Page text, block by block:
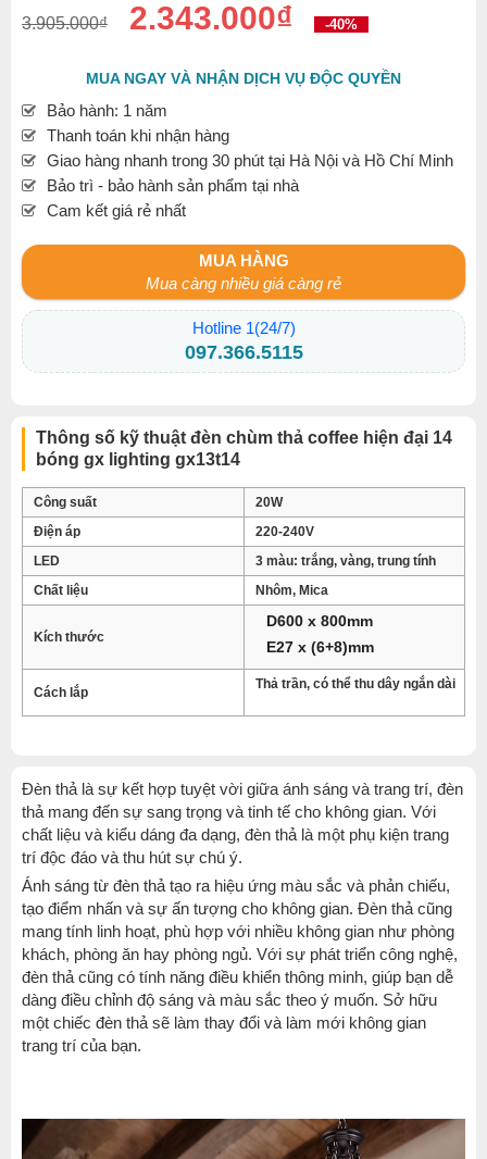
3.905.000₫ 2.343.000₫ -40%
MUA NGAY VÀ NHẬN DỊCH VỤ ĐỘC QUYỀN
Bảo hành: 1 năm
Thanh toán khi nhận hàng
Giao hàng nhanh trong 30 phút tại Hà Nội và Hồ Chí Minh
Bảo trì - bảo hành sản phẩm tại nhà
Cam kết giá rẻ nhất
MUA HÀNG
Mua càng nhiều giá càng rẻ
Hotline 1(24/7)
097.366.5115
Thông số kỹ thuật đèn chùm thả coffee hiện đại 14
bóng gx lighting gx13t14
Công suất
20W
Điện áp
220-240V
LED
3 màu: trắng, vàng, trung tính
Chất liệu
Nhôm, Mica
Kích thước
D600 x 800mm
E27 x (6+8)mm
Cách lắp
Thả trần, có thể thu dây ngắn dài
Đèn thả là sự kết hợp tuyệt vời giữa ánh sáng và trang trí, đèn
thả mang đến sự sang trọng và tinh tế cho không gian. Với
chất liệu và kiểu dáng đa dạng, đèn thả là một phụ kiện trang
trí độc đáo và thu hút sự chú ý.
Ánh sáng từ đèn thả tạo ra hiệu ứng màu sắc và phản chiếu,
tạo điểm nhấn và sự ấn tượng cho không gian. Đèn thả cũng
mang tính linh hoạt, phù hợp với nhiều không gian như phòng
khách, phòng ăn hay phòng ngủ. Với sự phát triển công nghệ,
đèn thả cũng có tính năng điều khiển thông minh, giúp bạn dễ
dàng điều chỉnh độ sáng và màu sắc theo ý muốn. Sở hữu
một chiếc đèn thả sẽ làm thay đổi và làm mới không gian
trang trí của bạn.